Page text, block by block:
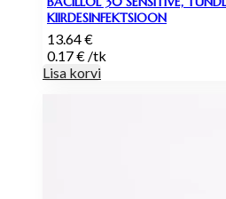
KIIRDESINFEKTSIOON
13.64€
0.17€ /tk
Lisa korvi